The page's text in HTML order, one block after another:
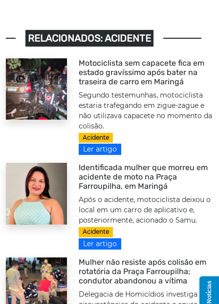
RELACIONADOS: ACIDENTE
Motociclista sem capacete fica em
estado gravíssimo após bater na
traseira de carro em Maringá
Segundo testemunhas, motociclista
estaria trafegando em zigue-zague e
não utilizava capacete no momento da
colisão.
Acidente
Ler artigo
Identificada mulher que morreu em
acidente de moto na Praça
Farroupilha, em Maringá
Após o acidente, motociclista deixou o
local em um carro de aplicativo e,
posteriormente, acionado o Samu.
Acidente
Ler artigo
Mulher não resiste após colisão em
rotatória da Praça Farroupilha;
condutor abandonou a vítima
Delegacia de Homicídios investiga as